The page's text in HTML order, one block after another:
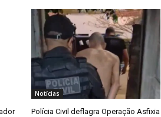
Notícias
Polícia Civil deflagra Operação Asfixia